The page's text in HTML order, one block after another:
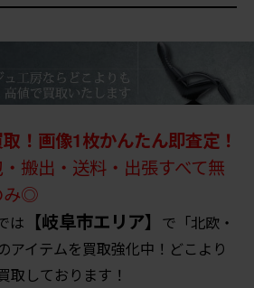
！画像1枚かんたん即査定！
搬出・送料・出張すべて無
み◎
は 【岐阜市エリア】 で「北欧・
アイテムを買取強化中！どこより
取しております！